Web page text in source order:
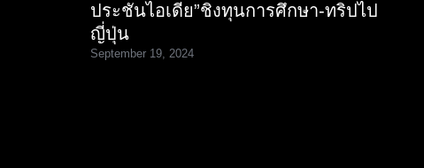
ประชันไอเดีย”ชิงทุนการศึกษา-ทริปไป
ญี่ปุ่น
September 19, 2024